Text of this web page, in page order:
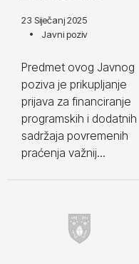
23 Siječanj 2025
Javni poziv
Predmet ovog Javnog
poziva je prikupljanje
prijava za financiranje
programskih i dodatnih
sadržaja povremenih
praćenja važnij...